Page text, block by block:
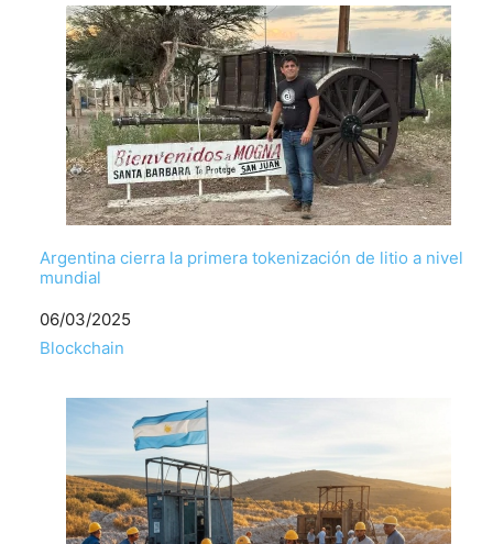
Argentina cierra la primera tokenización de litio a nivel
mundial
Fecha
06/03/2025
Respecto a
Blockchain